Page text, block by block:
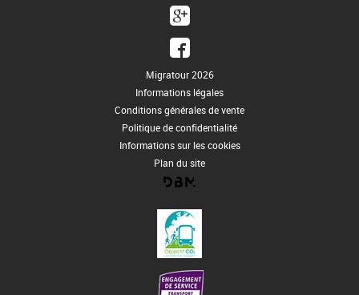
Migratour 2026
Informations légales
Conditions générales de vente
Politique de confidentialité
Informations sur les cookies
Plan du site